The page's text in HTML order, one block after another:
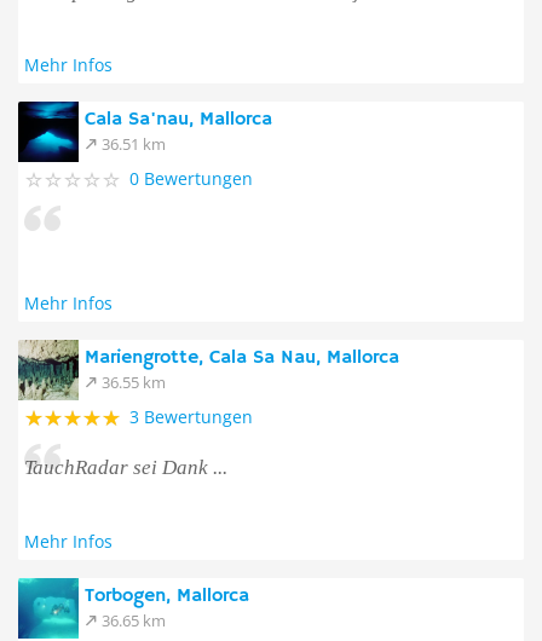
Mehr Infos
Cala Sa'nau, Mallorca
36.51 km
0 Bewertungen
Mehr Infos
Mariengrotte, Cala Sa Nau, Mallorca
36.55 km
3 Bewertungen
TauchRadar sei Dank ...
Mehr Infos
Torbogen, Mallorca
36.65 km